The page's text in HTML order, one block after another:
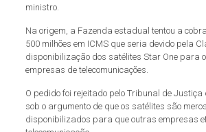
ministro.
Na origem, a Fazenda estadual tentou a
500 milhões em ICMS que seria devido pela
disponibilização dos satélites Star One para
empresas de telecomunicações.
O pedido foi rejeitado pelo Tribunal de Justiça
sob o argumento de que os satélites são
disponibilizados para que outras empresas